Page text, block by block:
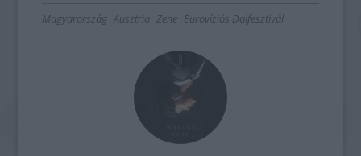
Magyarország Ausztria Zene Eurovíziós Dalfesztivál